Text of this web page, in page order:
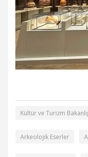
Kültür ve Turizm
Arkeolojik Eserler